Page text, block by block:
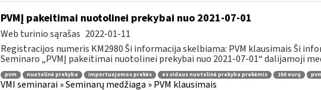
PVMĮ pakeitimai nuotolinei prekybai nuo 2021-07-01
Web turinio sąrašas 2022-01-11
Registracijos numeris KM2980 Ši informacija skelbiama: PVM klausimais Ši
Seminaro „PVMĮ pakeitimai nuotolinei prekybai nuo 2021-07-01“ dalijamoji
pvm nuotolinė prekyba importuojamos prekės es vidaus nuotolinė prekyba prekėmis 150 eurų
VMI seminarai » Seminarų medžiaga » PVM klausimais